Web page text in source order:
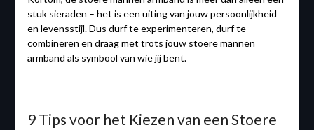
stuk sieraden – het is een uiting van jouw persoonlijkheid
en levensstijl. Dus durf te experimenteren, durf te
combineren en draag met trots jouw stoere mannen
armband als symbool van wie jij bent.
9 Tips voor het Kiezen van een Stoere